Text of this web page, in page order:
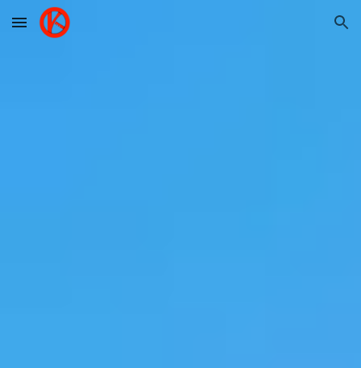
Skip to main content Skip to navigation